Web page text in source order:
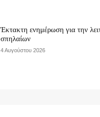
Έκτακτη ενημέρωση για την
σπηλαίων
4 Αυγούστου 2026